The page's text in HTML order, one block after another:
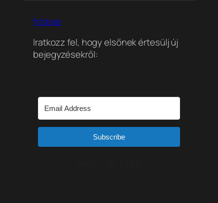
frisbee
Iratkozz fel, hogy elsőnek értesülj új
bejegyzésekről:
Subscribe